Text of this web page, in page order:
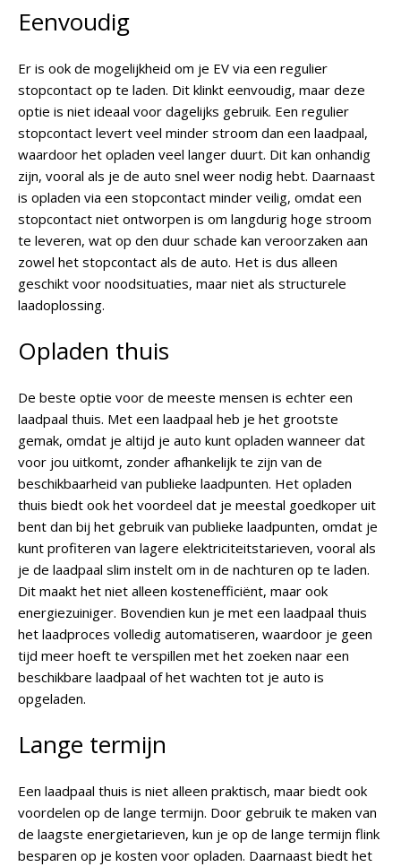
Eenvoudig
Er is ook de mogelijkheid om je EV via een regulier
stopcontact op te laden. Dit klinkt eenvoudig, maar deze
optie is niet ideaal voor dagelijks gebruik. Een regulier
stopcontact levert veel minder stroom dan een laadpaal,
waardoor het opladen veel langer duurt. Dit kan onhandig
zijn, vooral als je de auto snel weer nodig hebt. Daarnaast
is opladen via een stopcontact minder veilig, omdat een
stopcontact niet ontworpen is om langdurig hoge stroom
te leveren, wat op den duur schade kan veroorzaken aan
zowel het stopcontact als de auto. Het is dus alleen
geschikt voor noodsituaties, maar niet als structurele
laadoplossing.
Opladen thuis
De beste optie voor de meeste mensen is echter een
laadpaal thuis. Met een laadpaal heb je het grootste
gemak, omdat je altijd je auto kunt opladen wanneer dat
voor jou uitkomt, zonder afhankelijk te zijn van de
beschikbaarheid van publieke laadpunten. Het opladen
thuis biedt ook het voordeel dat je meestal goedkoper uit
bent dan bij het gebruik van publieke laadpunten, omdat je
kunt profiteren van lagere elektriciteitstarieven, vooral als
je de laadpaal slim instelt om in de nachturen op te laden.
Dit maakt het niet alleen kostenefficiënt, maar ook
energiezuiniger. Bovendien kun je met een laadpaal thuis
het laadproces volledig automatiseren, waardoor je geen
tijd meer hoeft te verspillen met het zoeken naar een
beschikbare laadpaal of het wachten tot je auto is
opgeladen.
Lange termijn
Een laadpaal thuis is niet alleen praktisch, maar biedt ook
voordelen op de lange termijn. Door gebruik te maken van
de laagste energietarieven, kun je op de lange termijn flink
besparen op je kosten voor opladen. Daarnaast biedt het